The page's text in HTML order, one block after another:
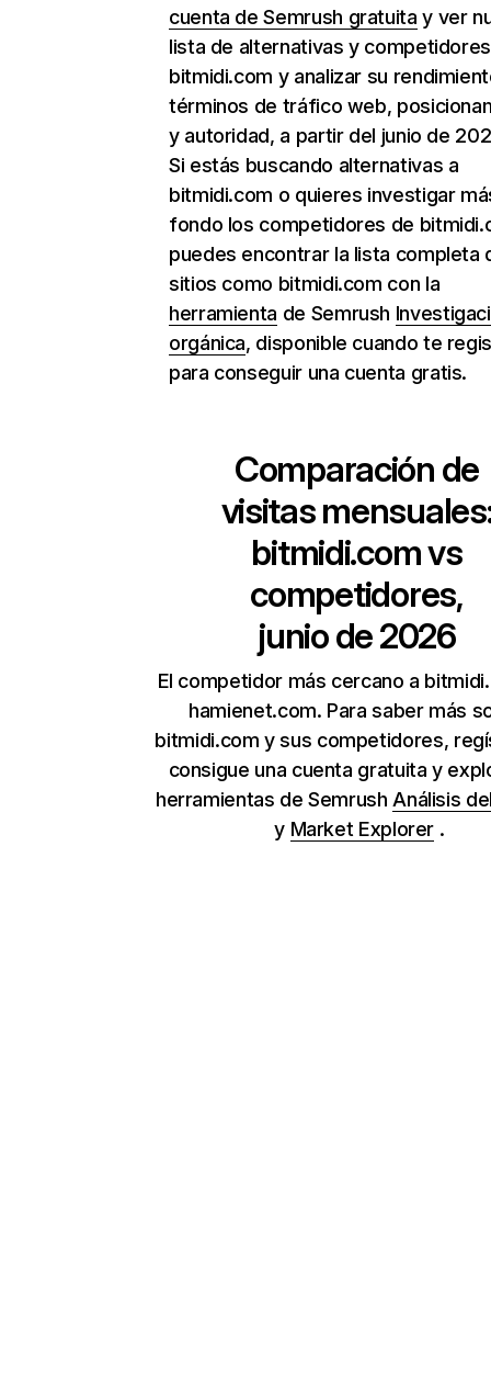
cuenta de Semrush gratuita y ver
lista de alternativas y
bitmidi.com y analizar su
términos de tráfico web,
y autoridad, a partir del junio de
Si estás buscando alternativas a
bitmidi.com o quieres investigar
fondo los competidores de
puedes encontrar la lista completa
sitios como bitmidi.com con la
herramienta de Semrush
orgánica, disponible cuando te
para conseguir una cuenta gratis.
Comparación de
visitas
bitmidi.comvs
competidores,
junio de 2026
El competidor más cercano a
hamienet.com. Para saber más
bitmidi.com y sus competidores,
consigue una cuenta gratuita y
herramientas de Semrush Análisis
y Market Explorer .